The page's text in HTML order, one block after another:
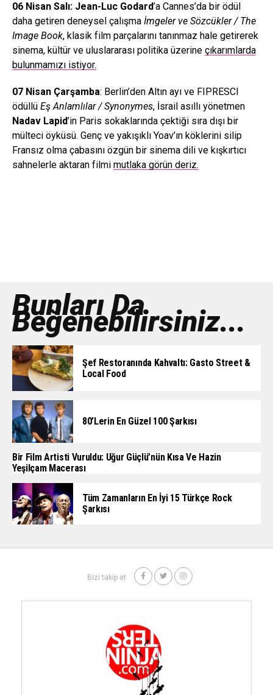
06 Nisan Salı: Jean-Luc Godard’a Cannes’da bir ödül
daha getiren deneysel çalışma İmgeler ve Sözcükler / The
Image Book, klasik film parçalarını tanınmaz hale getirerek
sinema, kültür ve uluslararası politika üzerine çıkarımlarda
bulunmamızı istiyor.
07 Nisan Çarşamba: Berlin’den Altın ayı ve FIPRESCI
ödüllü Eş Anlamlılar / Synonymes, İsrail asıllı yönetmen
Nadav Lapid’in Paris sokaklarında çektiği sıra dışı bir
mülteci öyküsü. Genç ve yakışıklı Yoav’ın köklerini silip
Fransız olma çabasını özgün bir sinema dili ve kışkırtıcı
sahnelerle aktaran filmi mutlaka görün deriz.
Bunları Da
Beğenebilirsiniz...
Şef Restoranında Kahvaltı: Gasto Street &
Local Food
80’lerin En Güzel 100 Şarkısı
Bir Film Artisti Vuruldu: Uğur Güçlü’nün Kısa Ve Hazin
Yeşilçam Macerası
Tüm Zamanların En İyi 15 Türkçe Rock
Şarkısı
Bizi takip et